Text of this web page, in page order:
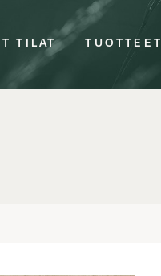
TILAT TUOTTEET